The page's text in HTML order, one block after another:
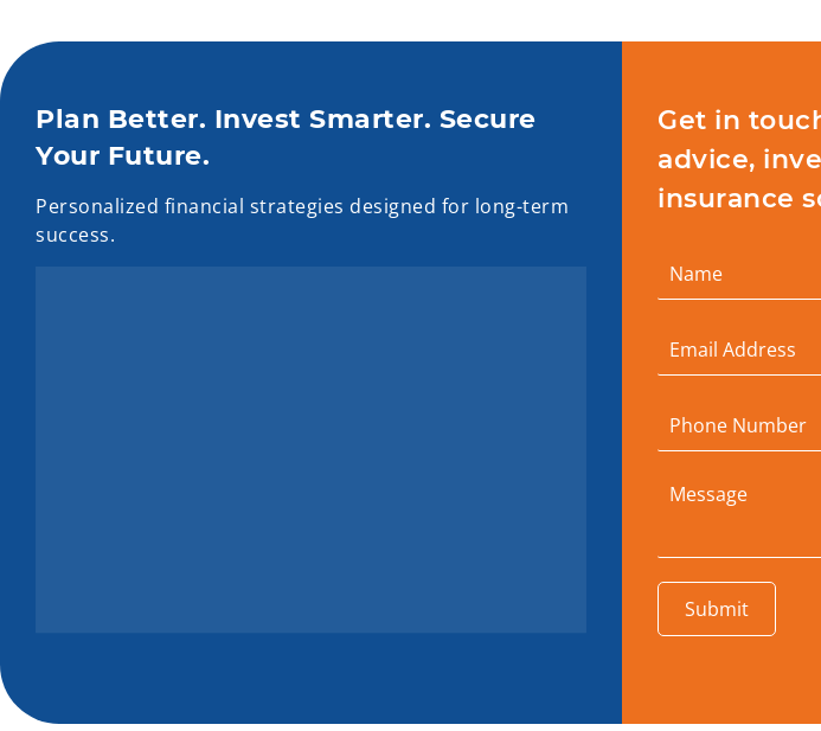
Plan Better. Invest Smarter. Secure
Your Future.
Personalized financial strategies designed for long-term
success.
Get in
advice,
insurance
Submit